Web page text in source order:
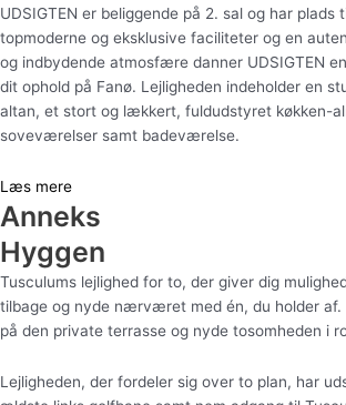
UDSIGTEN er beliggende på 2. sal og har plads
topmoderne og eksklusive faciliteter og en
og indbydende atmosfære danner UDSIGTEN
dit ophold på Fanø. Lejligheden indeholder en
altan, et stort og lækkert, fuldudstyret køkken-
soveværelser samt badeværelse.
Læs mere
Anneks
Hyggen
Tusculums lejlighed for to, der giver dig
tilbage og nyde nærværet med én, du holder af.
på den private terrasse og nyde tosomheden i
Lejligheden, der fordeler sig over to plan, har